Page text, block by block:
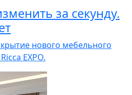
за секунду.
нового мебельного
EXPO.